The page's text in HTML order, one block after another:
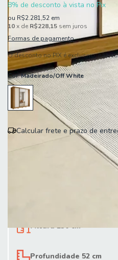
8% de desconto à vista no Pix
ou R$2.281,52 em
10x de R$228,15 sem juros
Formas de pagamento
O desconto no PIX é exclusivo, não
Cor:Madeirado/Off White
Calcular frete e prazo de
Altura 230 cm
Profundidade 52 cm